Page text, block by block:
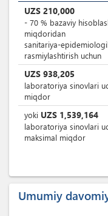
UZS 210,000
- 70 % bazaviy
miqdoridan
sanitariya-
rasmiylashtirish uchun
UZS 938,205
laboratoriya sinovlari
miqdor
yoki UZS 1,539,164
laboratoriya sinovlari
maksimal miqdor
Umumiy